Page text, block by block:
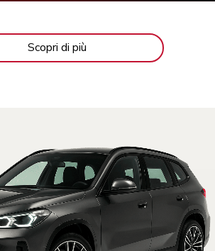
Scopri di più